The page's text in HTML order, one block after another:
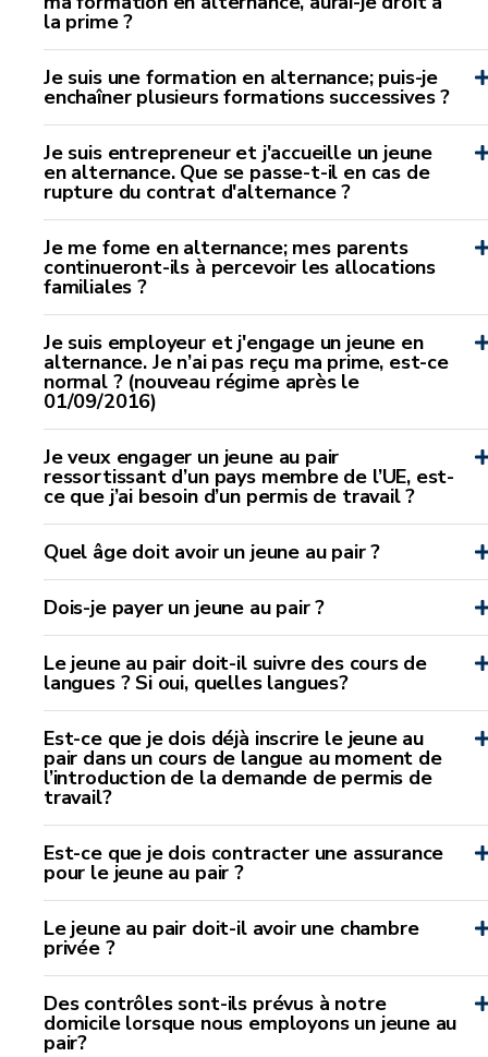
la prime ?
Je suis une formation en alternance; puis-je
enchaîner plusieurs formations successives ?
Je suis entrepreneur et j'accueille un jeune
en alternance. Que se passe-t-il en cas de
rupture du contrat d'alternance ?
Je me fome en alternance; mes parents
continueront-ils à percevoir les allocations
familiales ?
Je suis employeur et j'engage un jeune en
alternance. Je n’ai pas reçu ma prime, est-ce
normal ? (nouveau régime après le
01/09/2016)
Je veux engager un jeune au pair
ressortissant d’un pays membre de l’UE, est-
ce que j’ai besoin d’un permis de travail ?
Quel âge doit avoir un jeune au pair ?
Dois-je payer un jeune au pair ?
Le jeune au pair doit-il suivre des cours de
langues ? Si oui, quelles langues?
Est-ce que je dois déjà inscrire le jeune au
pair dans un cours de langue au moment de
l’introduction de la demande de permis de
travail?
Est-ce que je dois contracter une assurance
pour le jeune au pair ?
Le jeune au pair doit-il avoir une chambre
privée ?
Des contrôles sont-ils prévus à notre
domicile lorsque nous employons un jeune au
pair?